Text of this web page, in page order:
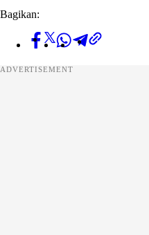
Bagikan:
ADVERTISEMENT